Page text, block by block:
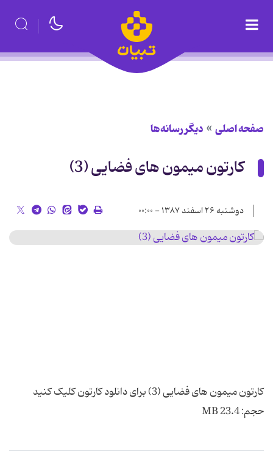
صفحه اصلی دیگر رسانه‌ها
کارتون میمون های فضایی (3)
دوشنبه ۲۶ اسفند ۱۳۸۷ - ۰۰:۰۰
کارتون میمون های فضایی (3) برای دانلود کارتون کلیک کنید
حجم: 23.4 MB